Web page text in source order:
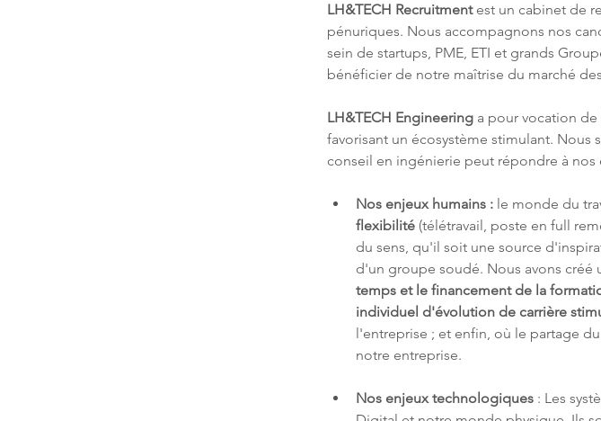
LH&TECH Recruitment est un cabinet de
pénuriques. Nous accompagnons nos
sein de startups, PME, ETI et grands
bénéficier de notre maîtrise du marché
LH&TECH Engineering a pour vocation de
favorisant un écosystème stimulant.
conseil en ingénierie peut répondre à
Nos enjeux humains : le monde du
flexibilité (télétravail, poste en full
du sens, qu'il soit une source
d'un groupe soudé. Nous avons créé
temps et le financement de la
individuel d'évolution de carrière
l'entreprise ; et enfin, où le partage
notre entreprise.
Nos enjeux technologiques : Les